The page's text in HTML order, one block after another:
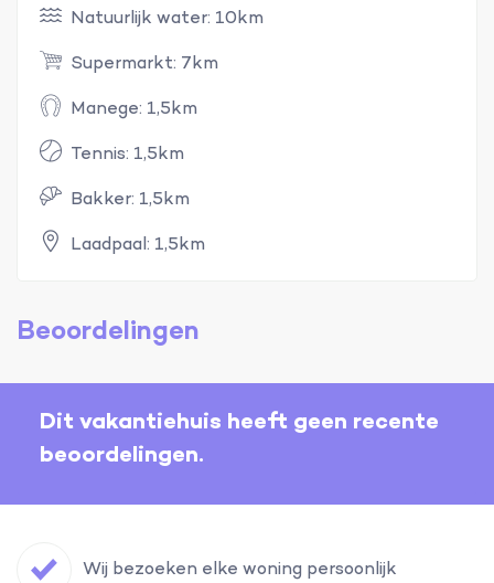
Natuurlijk water: 10km
Supermarkt: 7km
Manege: 1,5km
Tennis: 1,5km
Bakker: 1,5km
Laadpaal: 1,5km
Beoordelingen
Dit vakantiehuis heeft geen recente
beoordelingen.
Wij bezoeken elke woning persoonlijk